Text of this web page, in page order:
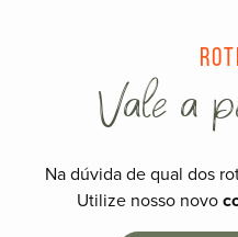
Vale a
Na dúvida de qual dos
Utilize nosso novo